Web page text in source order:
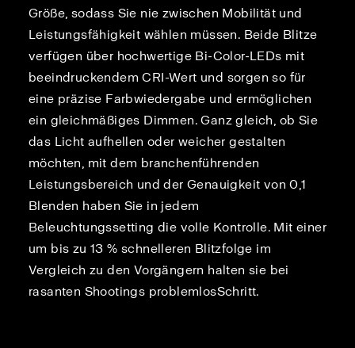
Größe, sodass Sie nie zwischen Mobilität und
Leistungsfähigkeit wählen müssen. Beide Blitze
verfügen über hochwertige Bi-Color-LEDs mit
beeindruckendem CRI-Wert und sorgen so für
eine präzise Farbwiedergabe und ermöglichen
ein gleichmäßiges Dimmen. Ganz gleich, ob Sie
das Licht aufhellen oder weicher gestalten
möchten, mit dem branchenführenden
Leistungsbereich und der Genauigkeit von 0,1
Blenden haben Sie in jedem
Beleuchtungssetting die volle Kontrolle. Mit einer
um bis zu 13 % schnelleren Blitzfolge im
Vergleich zu den Vorgängern halten sie bei
rasanten Shootings problemlosSchritt.